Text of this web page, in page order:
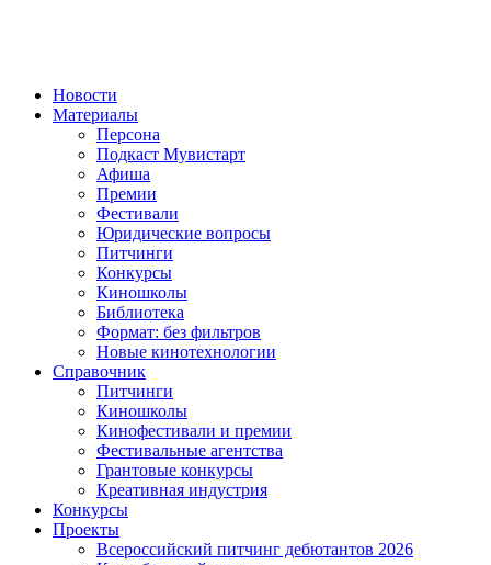
Новости
Материалы
Персона
Подкаст Мувистарт
Афиша
Премии
Фестивали
Юридические вопросы
Питчинги
Конкурсы
Киношколы
Библиотека
Формат: без фильтров
Новые кинотехнологии
Справочник
Питчинги
Киношколы
Кинофестивали и премии
Фестивальные агентства
Грантовые конкурсы
Креативная индустрия
Конкурсы
Проекты
Всероссийский питчинг дебютантов 2026